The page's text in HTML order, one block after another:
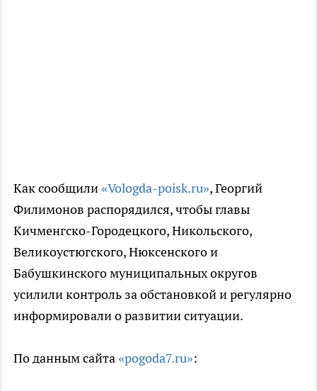
Как сообщили «Vologda-poisk.ru», Георгий
Филимонов распорядился, чтобы главы
Кичменгско-Городецкого, Никольского,
Великоустюгского, Нюксенского и
Бабушкинского муниципальных округов
усилили контроль за обстановкой и регулярно
информировали о развитии ситуации.
По данным сайта «pogoda7.ru»: